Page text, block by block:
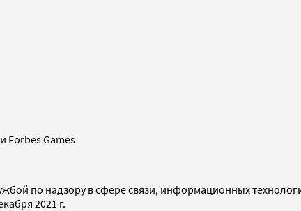
Forbes Games
по надзору в сфере связи, информационных
2021 г.